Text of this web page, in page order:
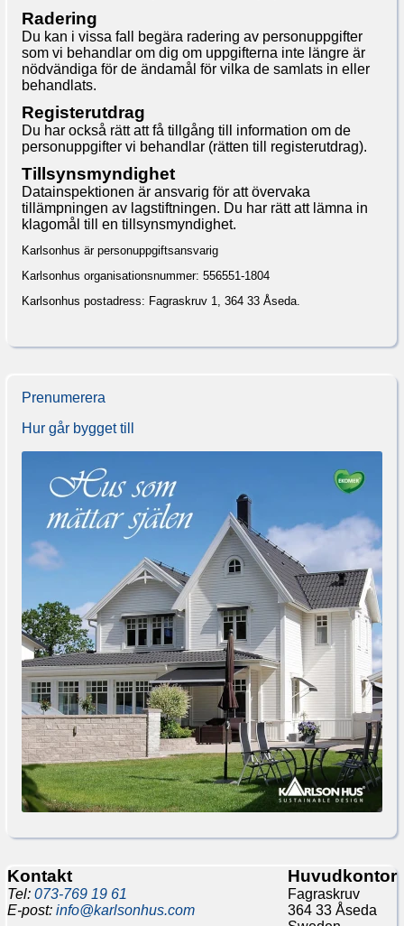
Radering
Du kan i vissa fall begära radering av personuppgifter
som vi behandlar om dig om uppgifterna inte längre är
nödvändiga för de ändamål för vilka de samlats in eller
behandlats.
Registerutdrag
Du har också rätt att få tillgång till information om de
personuppgifter vi behandlar (rätten till registerutdrag).
Tillsynsmyndighet
Datainspektionen är ansvarig för att övervaka
tillämpningen av lagstiftningen. Du har rätt att lämna in
klagomål till en tillsynsmyndighet.
Karlsonhus är personuppgiftsansvarig
Karlsonhus organisationsnummer: 556551-1804
Karlsonhus postadress: Fagraskruv 1, 364 33 Åseda.
Prenumerera
Hur går bygget till
Kontakt
Tel: 073-769 19 61
E-post: info@karlsonhus.com
Huvudkontor
Fagraskruv
364 33 Åseda